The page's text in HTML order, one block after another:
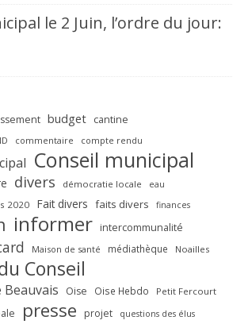
le 2 Juin, l’ordre du jour:
budget cantine
commentaire compte rendu
Conseil municipal
divers démocratie locale eau
2020 Fait divers faits divers finances
informer intercommunalité
Maison de santé médiathèque Noailles
Conseil
Oise Oise Hebdo Petit Fercourt
presse projet questions des élus